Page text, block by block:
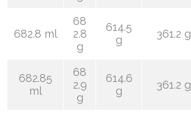
682.8 ml
68
2.8
g
614.5
g
361.2 g
682.85
ml
68
2.9
g
614.6
g
361.2 g